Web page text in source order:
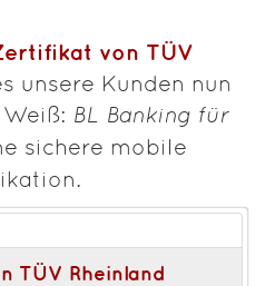
von TÜV
unsere Kunden nun
BL Banking für
sichere mobile
TÜV Rheinland